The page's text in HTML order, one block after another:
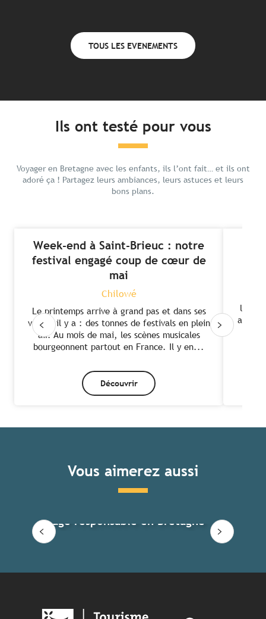
TOUS LES EVENEMENTS
Ils ont testé pour vous
Voyager en Bretagne avec les enfants, ils l’ont fait… et ils ont
adoré ça ! Partagez leurs ambiances, leurs astuces et leurs
bons plans.
Week-end à Saint-Brieuc : notre
festival engagé coup de cœur de
mai
Chilowé
Le printemps arrive à grand pas et dans ses
valises il y a : des tonnes de festivals en plein
air. Au mois de mai, les scènes musicales
bourgeonnent partout en France. Il y en...
Découvrir
Vous aimerez aussi
Voyage responsable en Bretagne